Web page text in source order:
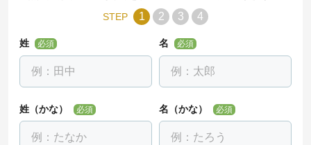
STEP 1 2 3 4
姓 必須 名 必須
姓（かな） 必須 名（かな） 必須